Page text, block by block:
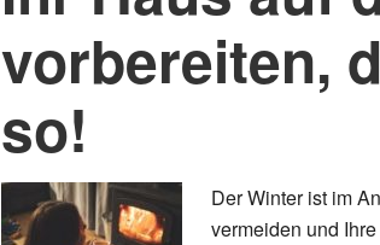
vorbereiten,
so!
Der Winter ist im
vermeiden und